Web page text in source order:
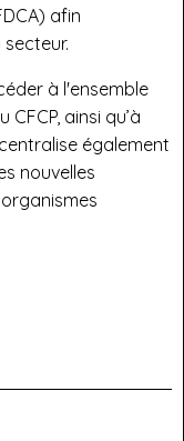
afin
à l'ensemble
ainsi qu’à
également
nouvelles